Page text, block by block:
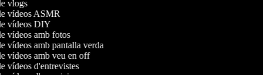
vlogs
vídeos ASMR
vídeos DIY
vídeos amb fotos
vídeos amb pantalla verda
vídeos amb veu en off
vídeos d'entrevistes